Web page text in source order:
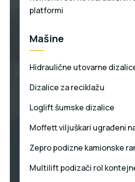
platformi
Mašine
Hidraulične utovarne
Dizalice za reciklažu
Loglift šumske dizalice
Moffett viljuškari ugrađeni
Zepro podizne kamionske
Multilift podizači rol